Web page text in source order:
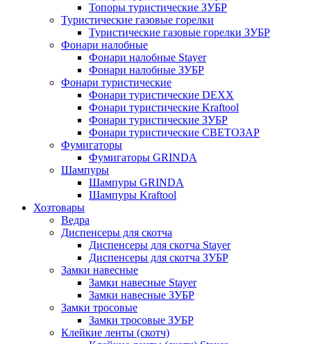
Топоры туристические ЗУБР
Туристические газовые горелки
Туристические газовые горелки ЗУБР
Фонари налобные
Фонари налобные Stayer
Фонари налобные ЗУБР
Фонари туристические
Фонари туристические DEXX
Фонари туристические Kraftool
Фонари туристические ЗУБР
Фонари туристические СВЕТОЗАР
Фумигаторы
Фумигаторы GRINDA
Шампуры
Шампуры GRINDA
Шампуры Kraftool
Хозтовары
Ведра
Диспенсеры для скотча
Диспенсеры для скотча Stayer
Диспенсеры для скотча ЗУБР
Замки навесные
Замки навесные Stayer
Замки навесные ЗУБР
Замки тросовые
Замки тросовые ЗУБР
Клейкие ленты (скотч)